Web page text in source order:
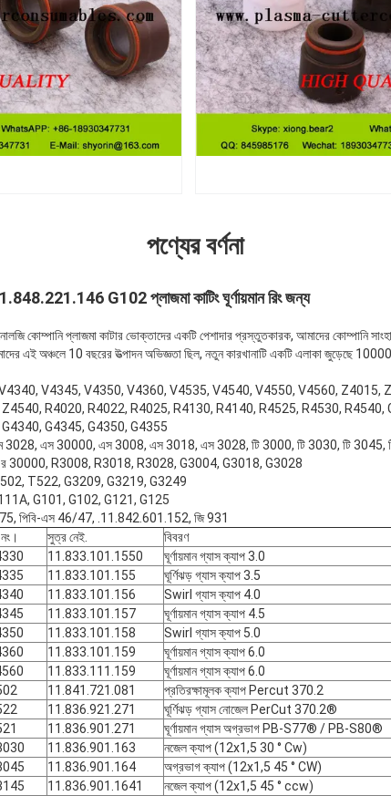
পণ্যের বর্ণনা
G102 প্লাজমা কাটিং ঘূর্ণায়মান রিং জন্য
কোম্পানি প্লাজমা কাটার ভোক্তাদের একটি পেশাদার প্রস্তুতকারক, আমাদের কোম্পানি
এই অঞ্চলে 10 বছরের উত্পাদন অভিজ্ঞতা ছিল, নতুন কারখানাটি একটি এলাকা জুড়েছে
V4340, V4345, V4350, V4360, V4535, V4540, V4550, V4560,
R4020, R4022, R4025, R4130, R4140, R4525, R4530, R4540,
G4345, G4350, G4355
3028, এস 30000, এস 3008, এস 3018, এস 3028, টি 3000, টি 3030, টি 3045,
র 30000, R3008, R3018, R3028, G3004, G3018, G3028
T522, G3209, G3219, G3249
G101, G102, G121, G125
75, পিবি-এস 46/47, .11.842.601.152, জি 931
সুত্র নেই. বিবরণ
11.833.101.1550
ঘূর্ণায়মান গ্যাস ক্যাপ 3.0
11.833.101.155
ঘূর্ণিঝড় গ্যাস ক্যাপ 3.5
11.833.101.156
Swirl গ্যাস ক্যাপ 4.0
11.833.101.157
ঘূর্ণায়মান গ্যাস ক্যাপ 4.5
11.833.101.158
Swirl গ্যাস ক্যাপ 5.0
11.833.101.159
ঘূর্ণায়মান গ্যাস ক্যাপ 6.0
11.833.111.159
ঘূর্ণায়মান গ্যাস ক্যাপ 6.0
11.841.721.081
প্রতিরক্ষামূলক ক্যাপ Percut 370.2
11.836.921.271
ঘূর্ণিঝড় গ্যাস নোজেল PerCut 370.2®
11.836.901.271
ঘূর্ণায়মান গ্যাস অগ্রভাগ PB-S77® / PB-S80®
11.836.901.163
নজেল ক্যাপ (12x1,5 30 ° Cw)
11.836.901.164
অগ্রভাগ ক্যাপ (12x1,5 45 ° CW)
11.836.901.1641
নজেল ক্যাপ (12x1,5 45 ° ccw)